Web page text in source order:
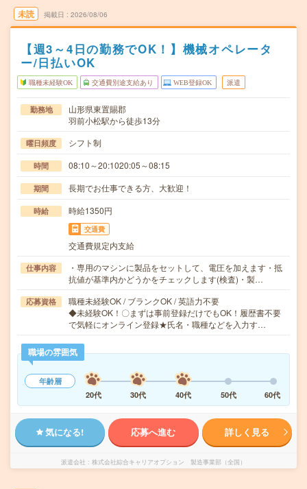
未読 掲載日 2026/08/06
【週3～4日の勤務でOK！】機械オペレータ
ー/日払いOK
職種未経験OK 交通費別途支給あり WEB登録OK 派遣
勤務地
山形県東置賜郡
羽前小松駅から徒歩13分
曜日頻度 シフト制
時間 08:10～20:1020:05～08:15
期間 長期でお仕事できる方、大歓迎！
時給 時給1350円
交通費
交通費規定内支給
仕事内容
・専用のマシンに製品をセットして、電圧を加えます・抵
抗値が基準内かどうかをチェックします(検査)・製…
応募資格
職種未経験OK / ブランクOK / 英語力不要
◆未経験OK！〇まずは事前登録だけでもOK！履歴書不要
で気軽にオンライン登録★氏名・職種などを入力す…
職場の雰囲気
年齢層
20代
30代 40代 50代 60代
気になる! 応募へ進む 詳しく見る
派遣会社 株式会社綜合キャリアオプション 製造事業部（全国）